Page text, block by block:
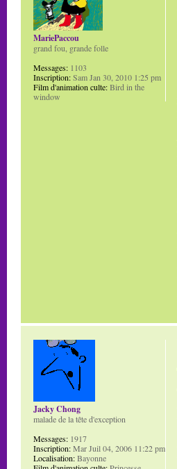
MariePaccou
grand fou, grande folle
Messages: 1103
Inscription:Sam Jan 30, 2010 1:25 pm
Film d'animation culte:Bird in the
window
Jacky Chong
malade de la tête d'exception
Messages: 1917
Inscription:Mar Juil 04, 2006 11:22 pm
Localisation:Bayonne